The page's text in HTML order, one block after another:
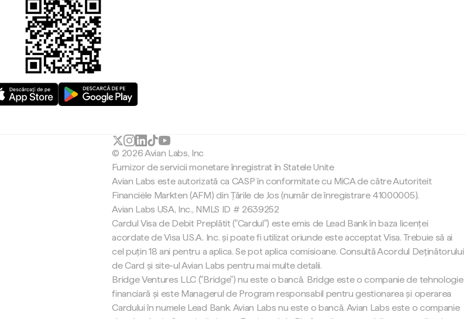
© 2026 Avian Labs, Inc
Furnizor de servicii monetare înregistrat în Statele Unite
Avian Labs este autorizată ca CASP în conformitate cu MiCA de către Autoriteit
Financiële Markten (AFM) din Țările de Jos (număr de înregistrare 41000005).
Avian Labs USA, Inc., NMLS ID # 2639252
Cardul Visa de Debit Preplătit ("Cardul") este emis de Lead Bank în baza licenței
acordate de Visa U.S.A. Inc. și poate fi utilizat oriunde este acceptat Visa. Trebuie să ai
cel puțin 18 ani pentru a aplica. Se pot aplica comisioane. Consultă Acordul Deținătorului
de Card și site-ul Avian Labs pentru mai multe detalii.
Bridge Ventures LLC ("Bridge") nu este o bancă. Bridge este o companie de tehnologie
financiară și este Managerul de Program responsabil pentru gestionarea și operarea
Cardului în numele Lead Bank. Avian Labs nu este o bancă. Avian Labs este o companie